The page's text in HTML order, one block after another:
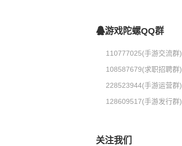
游戏陀螺QQ群
110777025(手游交流群)
108587679(求职招聘群)
228523944(手游运营群)
128609517(手游发行群)
关注我们